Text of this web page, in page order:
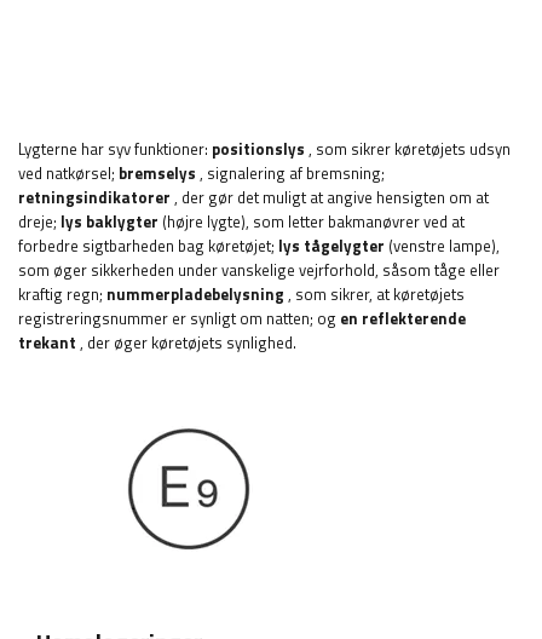
Lygterne har syv funktioner: positionslys , som sikrer køretøjets udsyn
ved natkørsel; bremselys , signalering af bremsning;
retningsindikatorer , der gør det muligt at angive hensigten om at
dreje; lys baklygter (højre lygte), som letter bakmanøvrer ved at
forbedre sigtbarheden bag køretøjet; lys tågelygter (venstre lampe),
som øger sikkerheden under vanskelige vejrforhold, såsom tåge eller
kraftig regn; nummerpladebelysning , som sikrer, at køretøjets
registreringsnummer er synligt om natten; og en reflekterende
trekant , der øger køretøjets synlighed.